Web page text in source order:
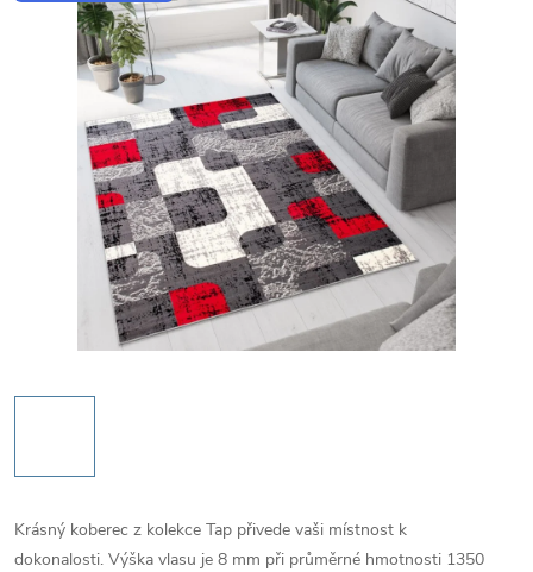
Krásný koberec z kolekce Tap přivede vaši místnost k
dokonalosti. Výška vlasu je 8 mm při průměrné hmotnosti 1350